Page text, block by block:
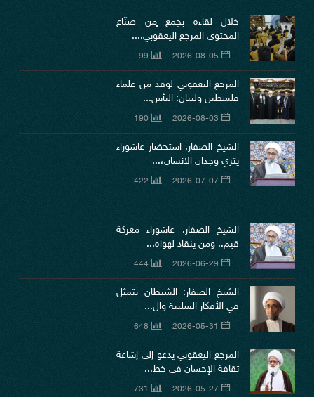
خلال لقاءه بجمع ٍمن صنّاع
المحتوى المرجع اليعقوبي:...
2026-08-05
99
المرجع اليعقوبي لوفد من علماء
فلسطين ولبنان: اليأس...
2026-08-03
190
الشيخ الصفار: استحضار عاشوراء
يثري وجدان الانسان،...
2026-07-07
422
الشيخ الصفار: عاشوراء معركة
قيم.. ومن ينقاد لهواه...
2026-06-29
444
الشيخ الصفار: الشيطان يتمثل
في الأفكار السلبية وال...
2026-05-31
648
المرجع اليعقوبي يدعو إلى إشاعة
ثقافة الإحسان في خط...
2026-05-27
731